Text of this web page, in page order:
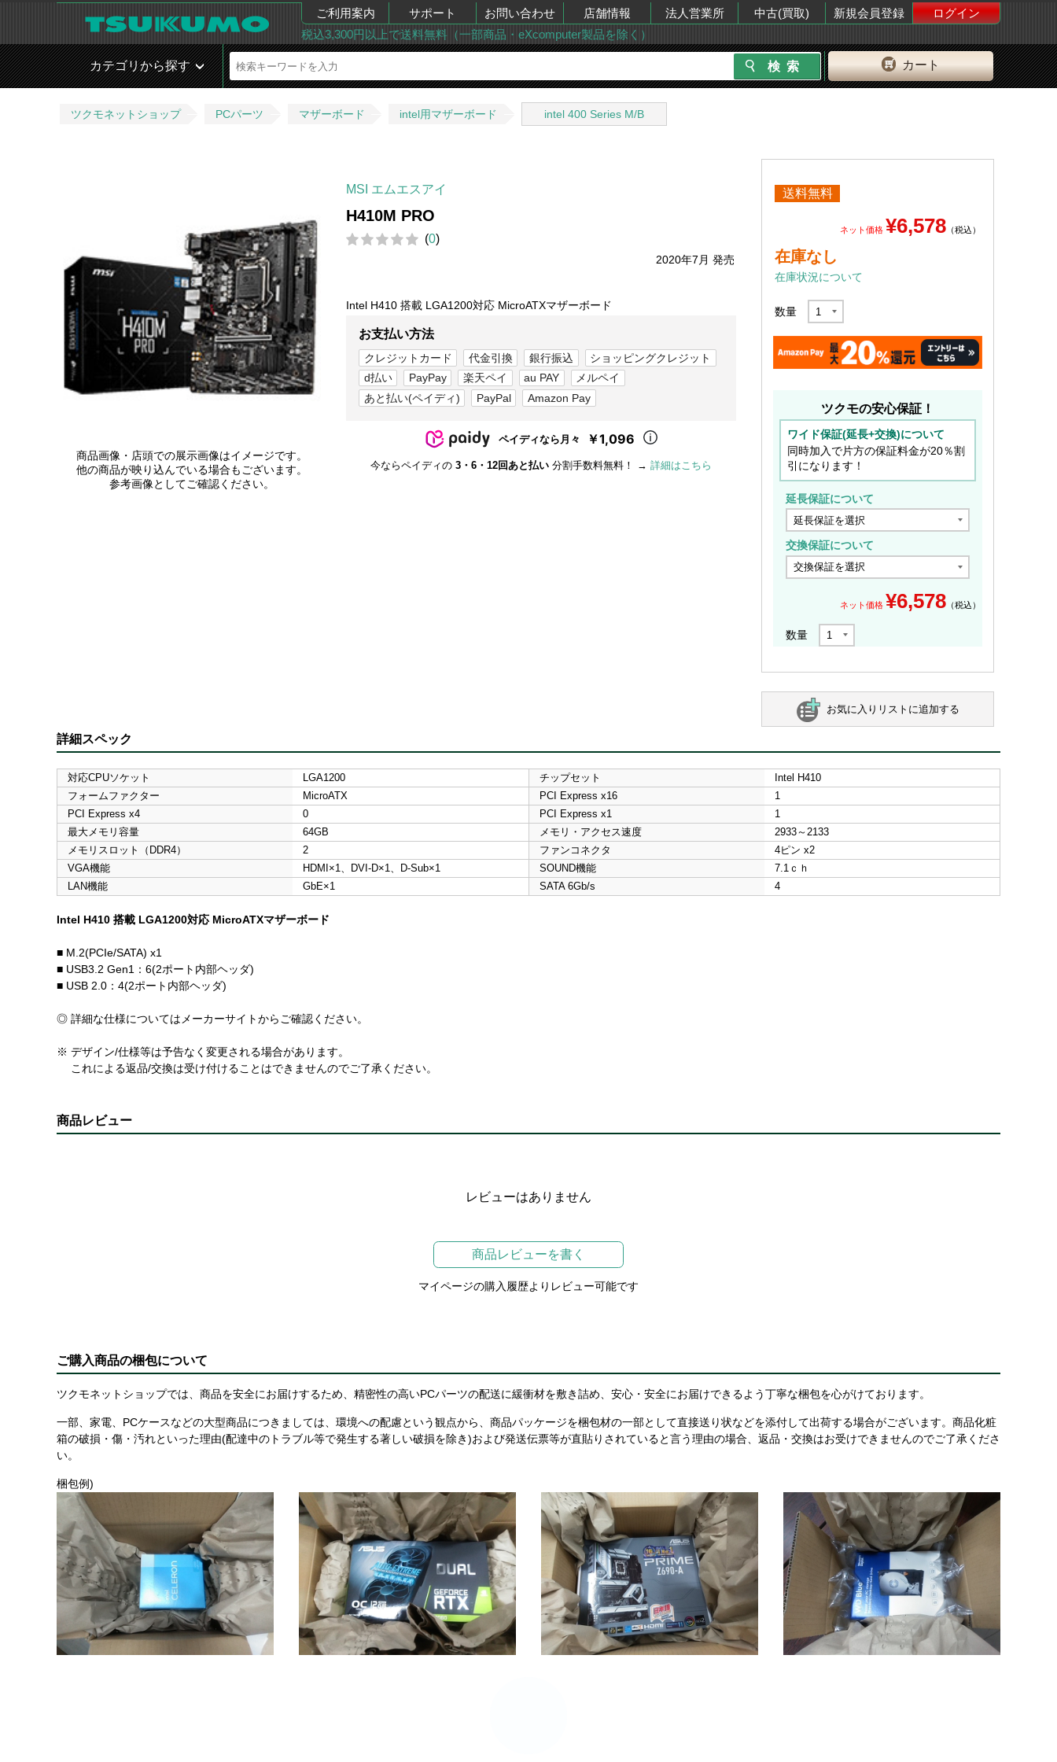
ご利用案内 サポート お問い合わせ 店舗情報 法人営業所 中古(買取) 新規会員登録
ログイン
税込3,300円以上で送料無料（一部商品・eXcomputer製品を除く）
カート
カテゴリから探す
ツクモネットショップ PCパーツ マザーボード intel用マザーボード intel 400 Series M/B
商品画像・店頭での展示画像はイメージです。
他の商品が映り込んでいる場合もございます。
参考画像としてご確認ください。
MSI エムエスアイ
H410M PRO
(0)
2020年7月 発売
Intel H410 搭載 LGA1200対応 MicroATXマザーボード
お支払い方法
クレジットカード 代金引換 銀行振込
ショッピングクレジット
d払い
PayPay 楽天ペイ au PAY
メルペイ
あと払い(ペイディ)
PayPal Amazon Pay
ペイディなら月々 ￥1,096
今ならペイディの 3・6・12回あと払い 分割手数料無料！ → 詳細はこちら
送料無料
ネット価格 ¥6,578 （税込）
在庫なし
在庫状況について
数量
ツクモの安心保証！
ワイド保証(延長+交換)について
同時加入で片方の保証料金が20％割
引になります！
延長保証について
交換保証について
ネット価格 ¥6,578 （税込）
数量
お気に入りリストに追加する
詳細スペック
対応CPUソケット LGA1200 チップセット
Intel H410
フォームファクター
MicroATX PCI Express x16
1
PCI Express x4
0 PCI Express x1
1
最大メモリ容量
64GB メモリ・アクセス速度
2933～2133
メモリスロット（DDR4）
2 ファンコネクタ
4ピン x2
VGA機能
HDMI×1、DVI-D×1、D-Sub×1 SOUND機能
7.1ｃｈ
LAN機能
GbE×1 SATA 6Gb/s 4
Intel H410 搭載 LGA1200対応 MicroATXマザーボード
■ M.2(PCIe/SATA) x1
■ USB3.2 Gen1：6(2ポート内部ヘッダ)
■ USB 2.0：4(2ポート内部ヘッダ)
◎ 詳細な仕様についてはメーカーサイトからご確認ください。
※ デザイン/仕様等は予告なく変更される場合があります。
これによる返品/交換は受け付けることはできませんのでご了承ください。
商品レビュー
レビューはありません
商品レビューを書く
マイページの購入履歴よりレビュー可能です
ご購入商品の梱包について
ツクモネットショップでは、商品を安全にお届けするため、精密性の高いPCパーツの配送に緩衝材を敷き詰め、安心・安全にお届けできるよう丁寧な梱包を心がけております。
一部、家電、PCケースなどの大型商品につきましては、環境への配慮という観点から、商品パッケージを梱包材の一部として直接送り状などを添付して出荷する場合がございます。商品化粧
箱の破損・傷・汚れといった理由(配達中のトラブル等で発生する著しい破損を除き)および発送伝票等が直貼りされていると言う理由の場合、返品・交換はお受けできませんのでご了承くださ
い。
梱包例)